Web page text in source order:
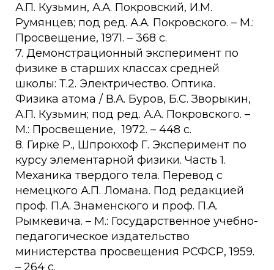
А.П. Кузьмин, А.А. Покровский, И.М.
Румянцев; под ред. А.А. Покровского. – М.:
Просвещение, 1971. – 368 с.
7. Демонстрационный эксперимент по
физике в старших классах средней
школы: Т.2. Электричество. Оптика.
Физика атома / В.А. Буров, Б.С. Зворыкин,
А.П. Кузьмин; под ред. А.А. Покровского. –
М.: Просвещение, 1972. – 448 с.
8. Гирке Р., Шпрокхоф Г. Эксперимент по
курсу элементарной физики. Часть 1.
Механика твердого тела. Перевод с
немецкого А.П. Ломана. Под редакцией
проф. П.А. Знаменского и проф. П.А.
Рымкевича. – М.: Государственное учебно-
педагогическое издательство
министерства просвещения РСФСР, 1959.
– 264 с.